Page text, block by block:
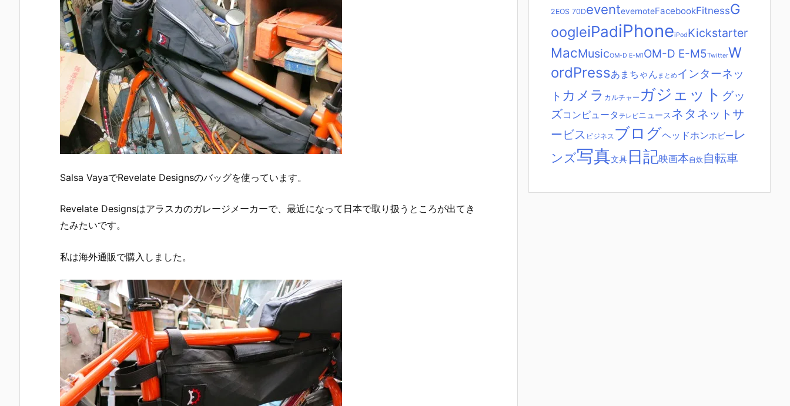
Salsa VayaでRevelate Designsのバッグを使っています。
Revelate Designsはアラスカのガレージメーカーで、最近になって日本で取り扱うところが出てき
たみたいです。
私は海外通販で購入しました。
2EOS 70DeventevernoteFacebookFitnessG
oogleiPadiPhoneiPodKickstarter
MacMusicOM-D E-M1OM-D E-M5TwitterW
ordPressあまちゃん まとめインターネッ
ト カメラ カルチャー ガジェット グッ
ズコンピュータ テレビニュースネタ ネットサ
ービス ビジネス ブログヘッドホンホビー レ
ンズ写真文具 日記映画本自炊 自転車